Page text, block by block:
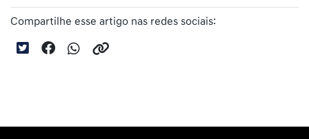
Compartilhe esse artigo nas redes sociais: